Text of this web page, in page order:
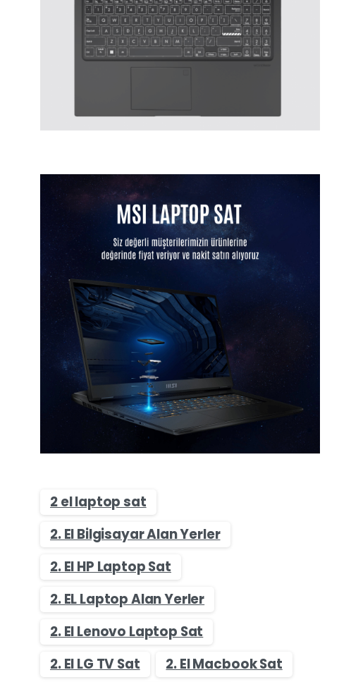
2 el laptop sat
2. El Bilgisayar Alan Yerler
2. El HP Laptop Sat
2. EL Laptop Alan Yerler
2. El Lenovo Laptop Sat
2. El LG TV Sat
2. El Macbook Sat